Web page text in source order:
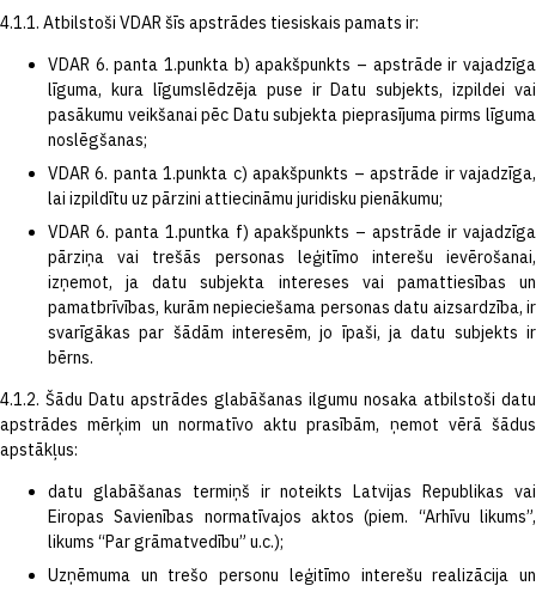
4.1.1. Atbilstoši VDAR šīs apstrādes tiesiskais pamats ir:
VDAR 6. panta 1.punkta b) apakšpunkts – apstrāde ir vajadzīga
līguma, kura līgumslēdzēja puse ir Datu subjekts, izpildei vai
pasākumu veikšanai pēc Datu subjekta pieprasījuma pirms līguma
noslēgšanas;
VDAR 6. panta 1.punkta c) apakšpunkts – apstrāde ir vajadzīga,
lai izpildītu uz pārzini attiecināmu juridisku pienākumu;
VDAR 6. panta 1.puntka f) apakšpunkts – apstrāde ir vajadzīga
pārziņa vai trešās personas leģitīmo interešu ievērošanai,
izņemot, ja datu subjekta intereses vai pamattiesības un
pamatbrīvības, kurām nepieciešama personas datu aizsardzība, ir
svarīgākas par šādām interesēm, jo īpaši, ja datu subjekts ir
bērns.
4.1.2. Šādu Datu apstrādes glabāšanas ilgumu nosaka atbilstoši datu
apstrādes mērķim un normatīvo aktu prasībām, ņemot vērā šādus
apstākļus:
datu glabāšanas termiņš ir noteikts Latvijas Republikas vai
Eiropas Savienības normatīvajos aktos (piem. “Arhīvu likums”,
likums “Par grāmatvedību” u.c.);
Uzņēmuma un trešo personu leģitīmo interešu realizācija un